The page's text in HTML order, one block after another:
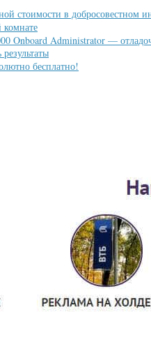
стоимости в добросовестном
комнате
Onboard Administrator —
бесплатно!